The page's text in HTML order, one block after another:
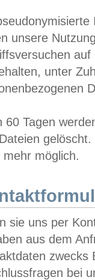
unsere
unter
60 Tagen
mehr möglich.
sie uns per
aus dem
zwecks
bei